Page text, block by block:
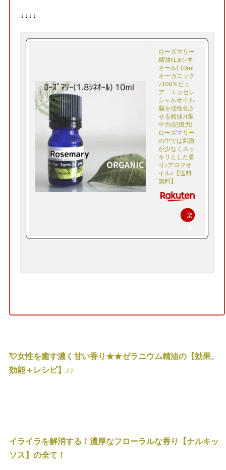
↓↓↓↓
ローズマリー
精油(1.8シネ
オール) 10ml
オーガニック
♪100％ピュ
ア エッセン
シャルオイル
脳を活性化さ
せる精油♪(集
中力/記憶力)
ローズマリー
の中では刺激
が少なくスッ
キリとした香
り♪アロマオ
イル♪【送料
無料】
楽
💘女性を癒す濃く甘い香り★★ゼラニウム精油の【効果、
効能＋レシピ】♪♪
イライラを解消する！濃厚なフローラルな香り【ナルキッ
ソス】の全て！